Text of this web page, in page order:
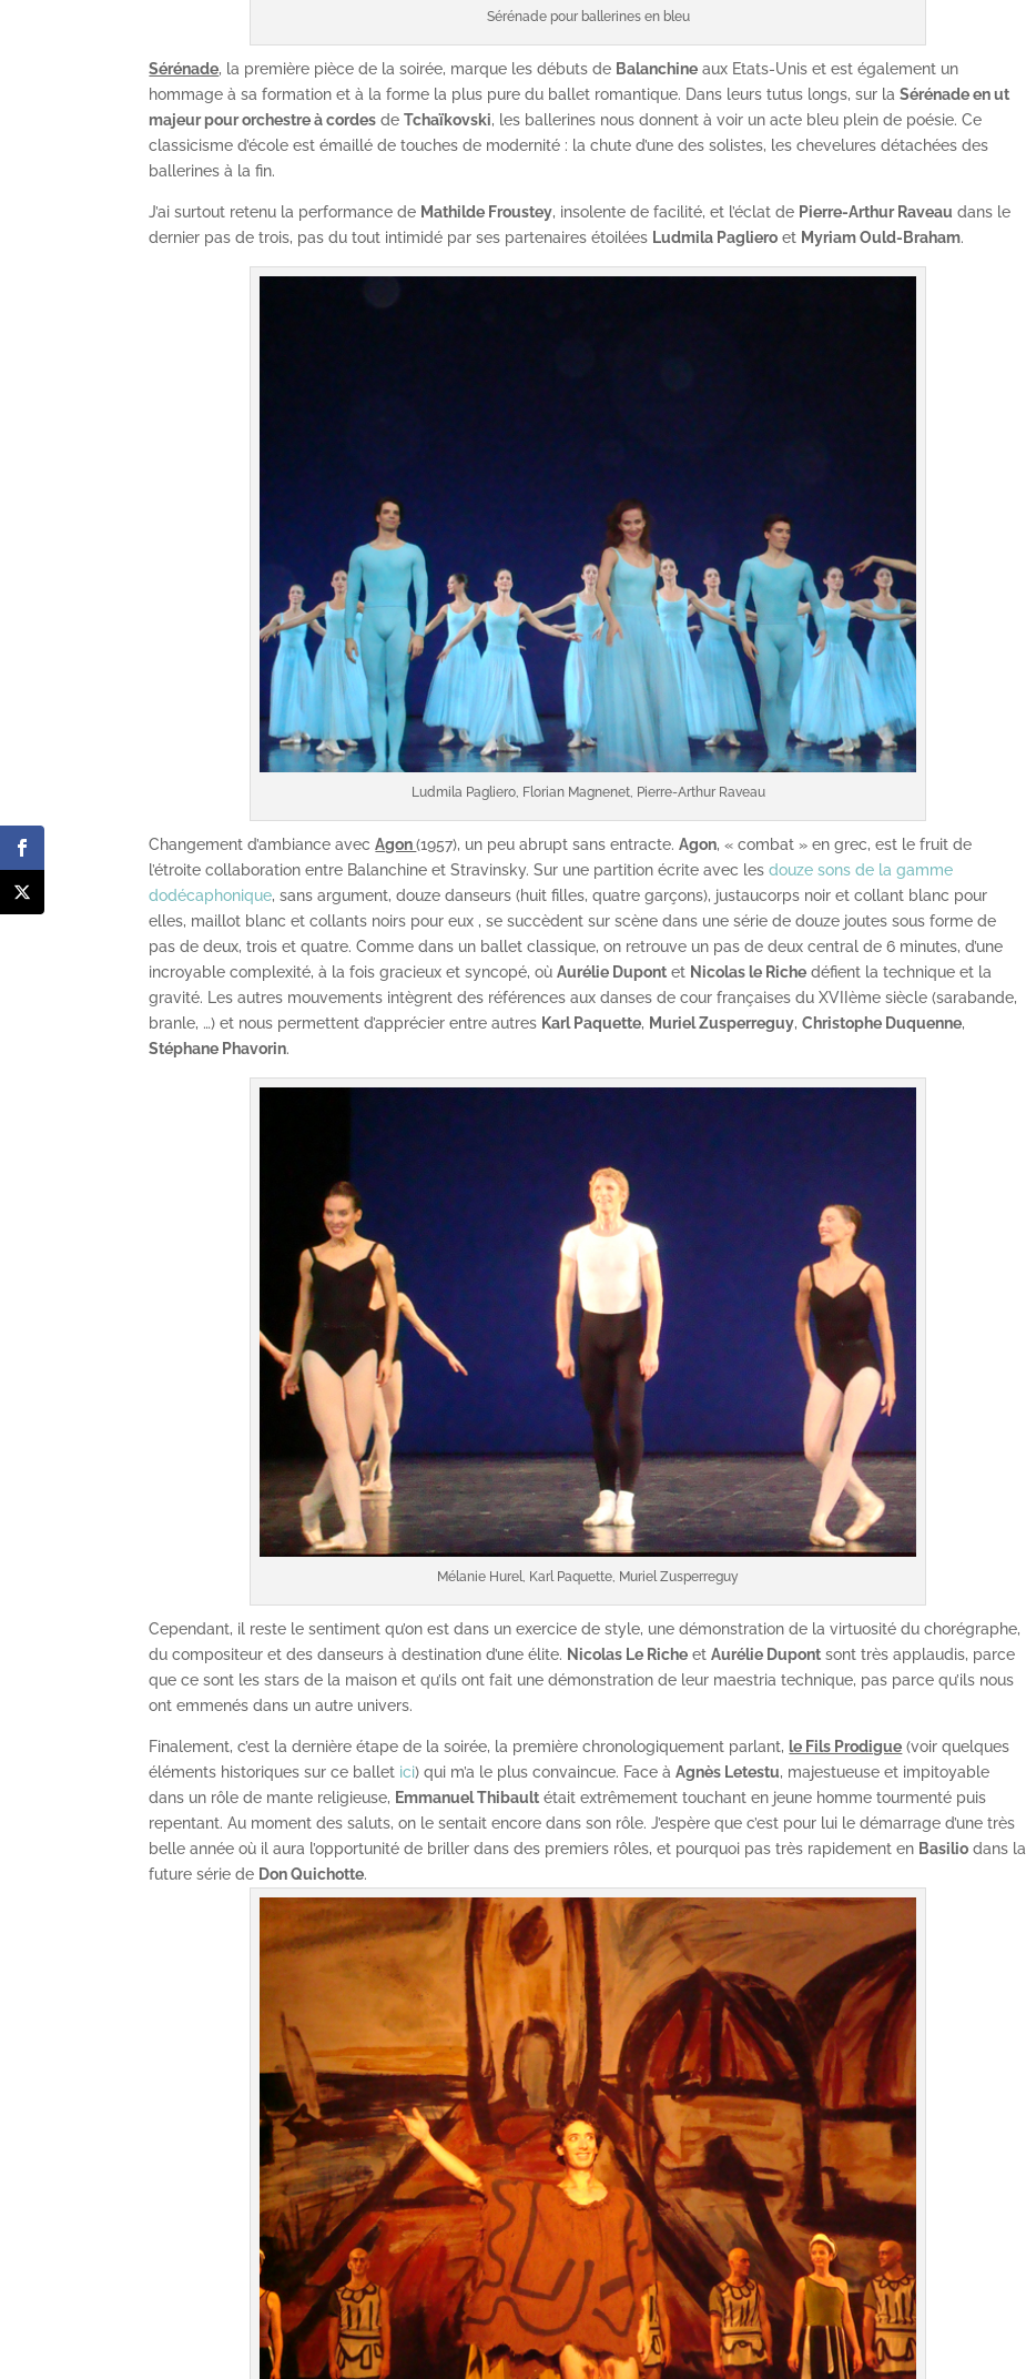
Sérénade pour ballerines en bleu
Sérénade, la première pièce de la soirée, marque les débuts de Balanchine aux Etats-Unis et est également un
hommage à sa formation et à la forme la plus pure du ballet romantique. Dans leurs tutus longs, sur laSérénade en ut
majeur pour orchestre à cordes deTchaïkovski, les ballerines nous donnent à voir un acte bleu plein de poésie. Ce
classicisme d’école est émaillé de touches de modernité : la chute d’une des solistes, les chevelures détachées des
ballerines à la fin.
J’ai surtout retenu la performance de Mathilde Froustey, insolente de facilité, et l’éclat de Pierre-Arthur Raveau dans le
dernier pas de trois, pas du tout intimidé par ses partenaires étoilées Ludmila Pagliero et Myriam Ould-Braham.
Ludmila Pagliero, Florian Magnenet, Pierre-Arthur Raveau
Changement d’ambiance avecAgon(1957), un peu abrupt sans entracte.Agon, « combat » en grec, est le fruit de
l’étroite collaboration entre Balanchine et Stravinsky. Sur une partition écrite avec lesdouze sons de la gamme
dodécaphonique, sans argument, douze danseurs (huit filles, quatre garçons), justaucorps noir et collant blanc pour
elles, maillot blanc et collants noirs pour eux , se succèdent sur scène dans une série de douze joutes sous forme de
pas de deux, trois et quatre. Comme dans un ballet classique, on retrouve un pas de deux central de 6 minutes, d’une
incroyable complexité, à la fois gracieux et syncopé, oùAurélie Dupont et Nicolas le Riche défient la technique et la
gravité. Les autres mouvements intègrent des références aux danses de cour françaises du XVIIème siècle (sarabande,
branle, …) et nous permettent d’apprécier entre autres Karl Paquette, Muriel Zusperreguy,Christophe Duquenne,
Stéphane Phavorin.
Mélanie Hurel, Karl Paquette, Muriel Zusperreguy
Cependant, il reste le sentiment qu’on est dans un exercice de style, une démonstration de la virtuosité du chorégraphe,
du compositeur et des danseurs à destination d’une élite. Nicolas Le Riche etAurélie Dupont sont très applaudis, parce
que ce sont les stars de la maison et qu’ils ont fait une démonstration de leur maestria technique, pas parce qu’ils nous
ont emmenés dans un autre univers.
Finalement, c’est la dernière étape de la soirée, la première chronologiquement parlant, le Fils Prodigue (voir quelques
éléments historiques sur ce ballet ici) qui m’a le plus convaincue. Face àAgnès Letestu, majestueuse et impitoyable
dans un rôle de mante religieuse, Emmanuel Thibault était extrêmement touchant en jeune homme tourmenté puis
repentant. Au moment des saluts, on le sentait encore dans son rôle. J’espère que c’est pour lui le démarrage d’une très
belle année où il aura l’opportunité de briller dans des premiers rôles, et pourquoi pas très rapidement en Basilio dans la
future série de Don Quichotte.